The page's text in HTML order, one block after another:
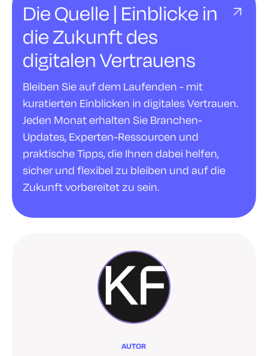
Die Quelle | Einblicke in
die Zukunft des
digitalen Vertrauens
Bleiben Sie auf dem Laufenden - mit
kuratierten Einblicken in digitales Vertrauen.
Jeden Monat erhalten Sie Branchen-
Updates, Experten-Ressourcen und
praktische Tipps, die Ihnen dabei helfen,
sicher und flexibel zu bleiben und auf die
Zukunft vorbereitet zu sein.
AUTOR